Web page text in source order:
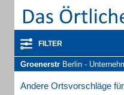
FILTER
Groenerstr Berlin - Unternehmen
Andere Ortsvorschläge für